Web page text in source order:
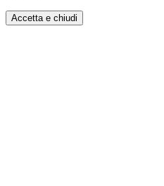
Accetta e chiudi